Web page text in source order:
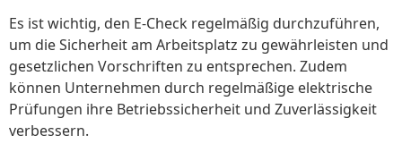
Es ist wichtig, den E-Check regelmäßig durchzuführen,
um die Sicherheit am Arbeitsplatz zu gewährleisten und
gesetzlichen Vorschriften zu entsprechen. Zudem
können Unternehmen durch regelmäßige elektrische
Prüfungen ihre Betriebssicherheit und Zuverlässigkeit
verbessern.